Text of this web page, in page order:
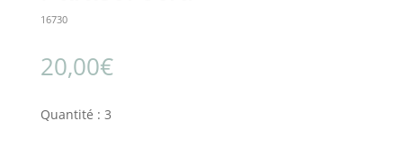
16730
20,00€
Quantité : 3